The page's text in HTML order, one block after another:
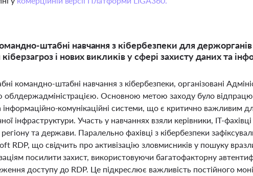
штабні навчання з кібербезпеки для держорганів
і нових викликів у сфері захисту даних та
командно-штабні навчання з кібербезпеки, організовані
облдержадміністрацією. Основною метою заходу було
інформаційно-комунікаційні системи, що є критично важливим
інфраструктури. Участь у навчаннях взяли керівники, ІТ-
та держави. Паралельно фахівці з кібербезпеки
RDP, що свідчить про активізацію зловмисників у пошуку
посилити захист, використовуючи багатофакторну
доступу до RDP. Це підкреслює важливість постійного